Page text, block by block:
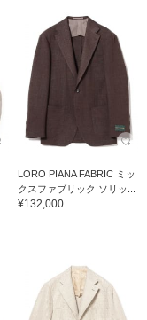
LORO PIANA FABRIC ミッ
クスファブリック ソリッ...
¥132,000